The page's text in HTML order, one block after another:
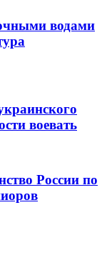
водами
воевать
России по